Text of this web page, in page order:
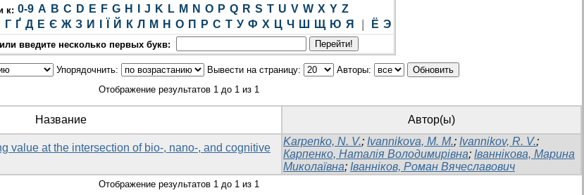
к: 0-9 A B C D E F G H J K L M N O P Q R S T U V W X Y Z
Г Ґ Д Е Є Ж З И Й К Л М Н О П Р С Т У Ф Х Ц Ч Ш Щ Ю Я Ё Э
или введите несколько первых букв:
Упорядочнить: Вывести на страницу:
Авторы:
Отображение результатов 1 до 1 из 1
Название Автор(ы)
value at the intersection of bio-, nano-, and cognitive
Karpenko, N. V.; Ivannikova, M. M.; Ivannikov, R. V.;
Карпенко, Наталія Володимирівна; Іваннікова, Марина
Миколаївна; Іванніков, Роман Вячеславович
Отображение результатов 1 до 1 из 1